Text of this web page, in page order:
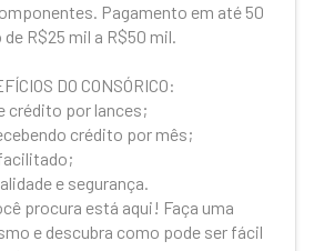
Pagamento em até 50
R$25 mil a R$50 mil.
DO CONSÓRICO:
crédito por lances;
crédito por mês;
e segurança.
procura está aqui! Faça uma
e descubra como pode ser fácil